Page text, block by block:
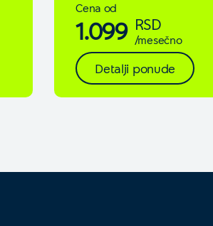
Cena od
1.099 RSD
/mesečno
Detalji ponude